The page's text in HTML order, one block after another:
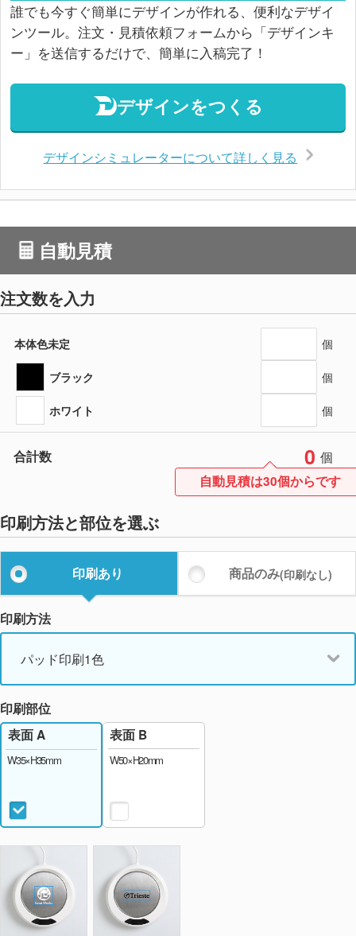
誰でも今すぐ簡単にデザインが作れる、便利なデザイ
ンツール。注文・見積依頼フォームから「デザインキ
ー」を送信するだけで、簡単に入稿完了！
デザインをつくる
デザインシミュレーターについて詳しく見る
自動見積
注文数を入力
本体色未定 個
ブラック 個
ホワイト 個
合計数 0 個
自動見積は30個からです
印刷方法と部位を選ぶ
印刷あり 商品のみ(印刷なし)
印刷方法
パッド印刷1色
印刷部位
表面 A
W35×H35mm
表面 B
W50×H20mm